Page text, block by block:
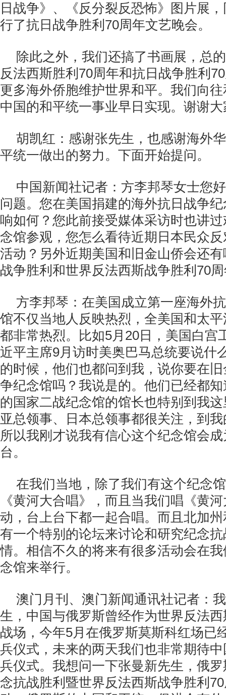
日战争》、《反分裂反恐怖》图片展
行了抗日战争胜利70周年文艺晚会。
除此之外，我们还搞了书画展，总
反法西斯胜利70周年和抗日战争胜利
更多海外侨胞维护世界和平。我们向
中国的和平统一事业早日实现。谢谢
胡凯红：感谢张先生，也感谢海外
平统一做出的努力。下面开始提问。
中国新闻社记者：方李邦琴女士您
问题。您在美国捐建的海外抗日战争
响如何？您此前接受媒体采访时也讲
念馆参观，您怎么看待近期日本民众
活动？另外近期美国和旧金山侨会还
战争胜利和世界反法西斯战争胜利70
方李邦琴：在美国成立第一座海外
馆不仅当地人反映热烈，全美国和太
都非常热烈。比如5月20日，美国白宫
近平主席9月访时美奥巴马总统要说什
的时候，他们也都问到我，说你要在
争纪念馆吗？我说是的。他们已经都
的国家二战纪念馆的馆长也特别到我
亚总领事、日本总领事都很关注，到
所以我刚才说我有信心这个纪念馆会
台。
在我们当地，除了我们有这个纪念
《黄河大合唱》，而且当我们唱《黄
动，台上台下都一起合唱。而且北加
有一个特别的论坛来讨论和研究纪念
情。相信不久的将来有很多活动会在
念馆来举行。
澳门月刊、澳门新闻通讯社记者：
生，中国与俄罗斯曾经作为世界反法
战场，今年5月在俄罗斯莫斯科红场已
兵仪式，未来的两天我们也非常期待
兵仪式。我想问一下张曼新先生，俄
念抗战胜利暨世界反法西斯战争胜利